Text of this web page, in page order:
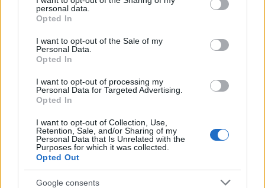
grant or deny consent to Google and its third-party tags to
use your data for below specified purposes in below Google
consent section.
personal data.
Opted In
I want to opt-out of the Sale of my
Personal Data.
Opted In
I want to opt-out of processing my
Personal Data for Targeted Advertising.
Opted In
I want to opt-out of Collection, Use,
Retention, Sale, and/or Sharing of my
Personal Data that Is Unrelated with the
Purposes for which it was collected.
Opted Out
Google consents
quello che c’è da sapere
Audi Nuvolari: prestazioni, design e prezzo della
Fondi garantiti per i Gran Premi di Formula 1: 5,25
milioni per il 2026
Chi si muove spesso cerca soluzioni semplici: cresce
l’attenzione verso il noleggio auto
5
F1 2026: Sainz valuta il futuro con Williams dopo una